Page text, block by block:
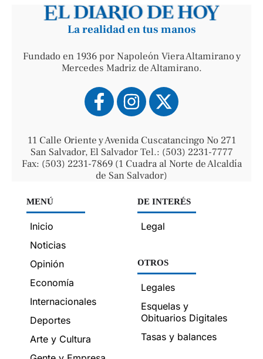
La realidad en tus manos
Fundado en 1936 por Napoleón Viera Altamirano y
Mercedes Madriz de Altamirano.
11 Calle Oriente y Avenida Cuscatancingo No 271
San Salvador, El Salvador Tel.: (503) 2231-7777
Fax: (503) 2231-7869 (1 Cuadra al Norte de Alcaldía
de San Salvador)
MENÚ
Inicio
Noticias
Opinión
Economía
Internacionales
Deportes
Arte y Cultura
DE INTERÉS
Legal
OTROS
Legales
Esquelas y
Obituarios Digitales
Tasas y balances